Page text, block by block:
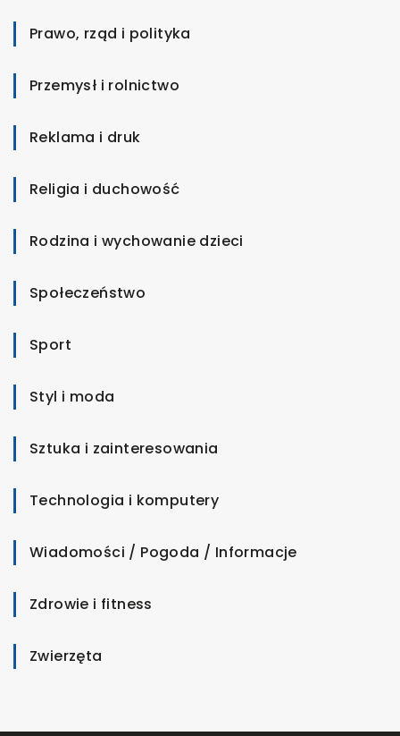
Prawo, rząd i polityka
Przemysł i rolnictwo
Reklama i druk
Religia i duchowość
Rodzina i wychowanie dzieci
Społeczeństwo
Sport
Styl i moda
Sztuka i zainteresowania
Technologia i komputery
Wiadomości / Pogoda / Informacje
Zdrowie i fitness
Zwierzęta